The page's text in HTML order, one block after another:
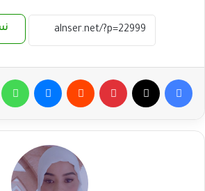
فيسبوك بينتيريست ماسنجر